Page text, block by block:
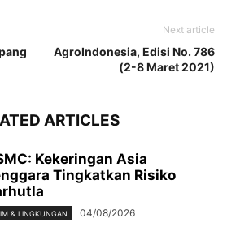
Next article
AgroIndonesia, Edisi No. 786
(2-8 Maret 2021)
ARTICLES
Kekeringan Asia
Tingkatkan Risiko
& LINGKUNGAN 04/08/2026